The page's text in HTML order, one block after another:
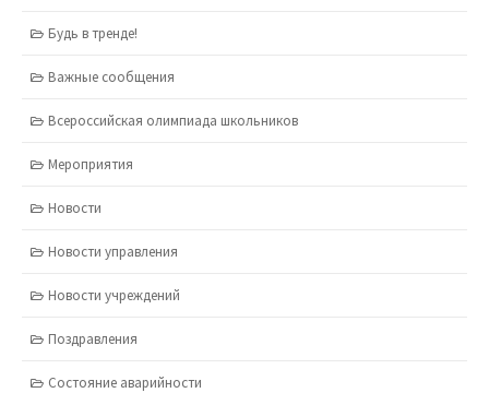
Будь в тренде!
Важные сообщения
Всероссийская олимпиада школьников
Мероприятия
Новости
Новости управления
Новости учреждений
Поздравления
Состояние аварийности